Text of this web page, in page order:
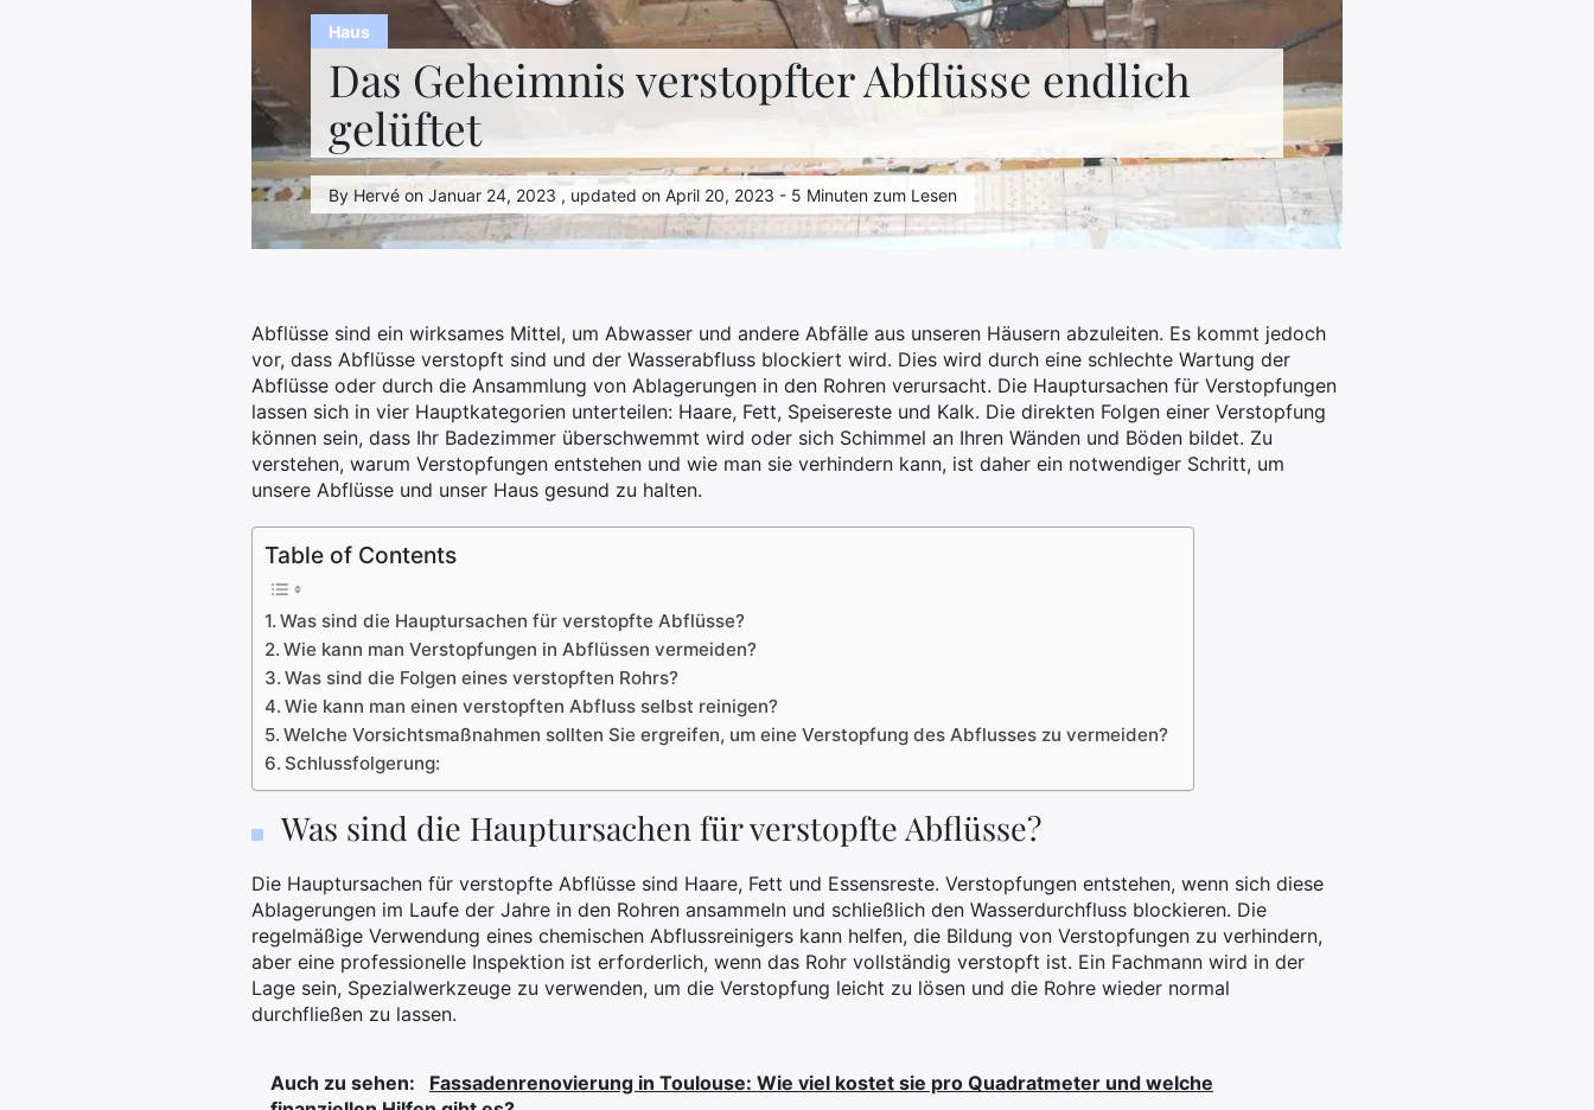
Haus
Das Geheimnis verstopfter Abflüsse endlich
gelüftet
By Hervé on Januar 24, 2023 , updated on April 20, 2023 - 5 Minuten zum Lesen
Abflüsse sind ein wirksames Mittel, um Abwasser und andere Abfälle aus unseren Häusern abzuleiten. Es kommt jedoch
vor, dass Abflüsse verstopft sind und der Wasserabfluss blockiert wird. Dies wird durch eine schlechte Wartung der
Abflüsse oder durch die Ansammlung von Ablagerungen in den Rohren verursacht. Die Hauptursachen für Verstopfungen
lassen sich in vier Hauptkategorien unterteilen: Haare, Fett, Speisereste und Kalk. Die direkten Folgen einer Verstopfung
können sein, dass Ihr Badezimmer überschwemmt wird oder sich Schimmel an Ihren Wänden und Böden bildet. Zu
verstehen, warum Verstopfungen entstehen und wie man sie verhindern kann, ist daher ein notwendiger Schritt, um
unsere Abflüsse und unser Haus gesund zu halten.
Table of Contents
Was sind die Hauptursachen für verstopfte Abflüsse?
Wie kann man Verstopfungen in Abflüssen vermeiden?
Was sind die Folgen eines verstopften Rohrs?
Wie kann man einen verstopften Abfluss selbst reinigen?
Welche Vorsichtsmaßnahmen sollten Sie ergreifen, um eine Verstopfung des Abflusses zu vermeiden?
Schlussfolgerung:
Was sind die Hauptursachen für verstopfte Abflüsse?
Die Hauptursachen für verstopfte Abflüsse sind Haare, Fett und Essensreste. Verstopfungen entstehen, wenn sich diese
Ablagerungen im Laufe der Jahre in den Rohren ansammeln und schließlich den Wasserdurchfluss blockieren. Die
regelmäßige Verwendung eines chemischen Abflussreinigers kann helfen, die Bildung von Verstopfungen zu verhindern,
aber eine professionelle Inspektion ist erforderlich, wenn das Rohr vollständig verstopft ist. Ein Fachmann wird in der
Lage sein, Spezialwerkzeuge zu verwenden, um die Verstopfung leicht zu lösen und die Rohre wieder normal
durchfließen zu lassen.
Auch zu sehen:
Fassadenrenovierung in Toulouse: Wie viel kostet sie pro Quadratmeter und welche